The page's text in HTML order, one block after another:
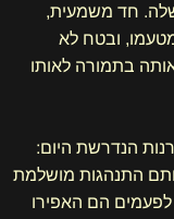
שלה. חד משמעית,
ובטח לא
בתמורה לאותו
הנדרשת היום:
התנהגות מושלמת
לפעמים הם האפירו